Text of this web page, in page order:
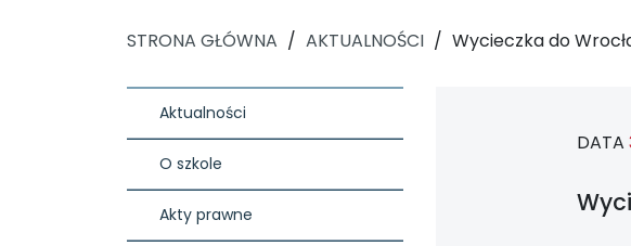
STRONA GŁÓWNA / AKTUALNOŚCI / Wycieczka do
Aktualności
O szkole
Akty prawne
DATA